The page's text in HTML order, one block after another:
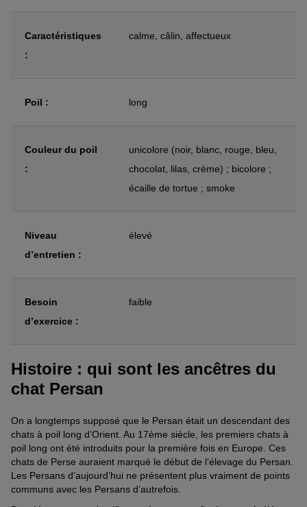
Caractéristiques
:
calme, câlin, affectueux
Poil : long
Couleur du poil
:
unicolore (noir, blanc, rouge, bleu,
chocolat, lilas, crème) ; bicolore ;
écaille de tortue ; smoke
Niveau
d’entretien :
élevé
Besoin
d’exercice :
faible
Histoire : qui sont les ancêtres du
chat Persan
On a longtemps supposé que le Persan était un descendant des
chats à poil long d’Orient. Au 17ème siècle, les premiers chats à
poil long ont été introduits pour la première fois en Europe. Ces
chats de Perse auraient marqué le début de l’élevage du Persan.
Les Persans d’aujourd’hui ne présentent plus vraiment de points
communs avec les Persans d’autrefois.